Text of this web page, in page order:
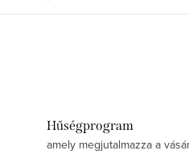
Hűségprogram
amely megjutalmazza a